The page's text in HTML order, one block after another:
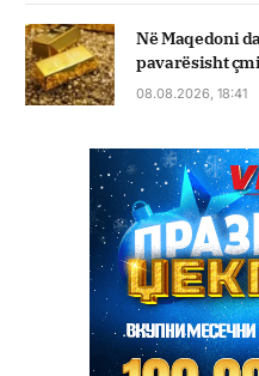
Në Maqedoni
pavarësisht
08.08.2026, 18:41